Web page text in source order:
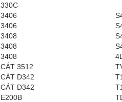
330C
3406
3406
3408
3408
3408
CÁT 3512
CÁT D342
CÁT D342
E200B